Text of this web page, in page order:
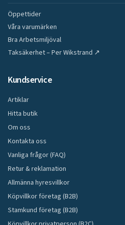
Öppettider
Våra varumärken
Bra Arbetsmiljöval
Taksäkerhet – Per Wikstrand ↗
Kundservice
Artiklar
Hitta butik
Om oss
Kontakta oss
Vanliga frågor (FAQ)
Retur & reklamation
Allmänna hyresvillkor
Köpvillkor företag (B2B)
Stamkund företag (B2B)